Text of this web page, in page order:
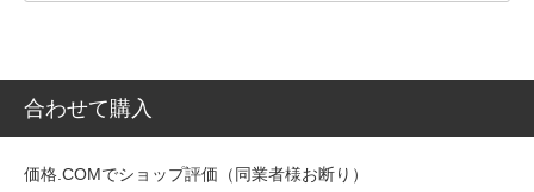
合わせて購入
価格.COMでショップ評価（同業者様お断り）